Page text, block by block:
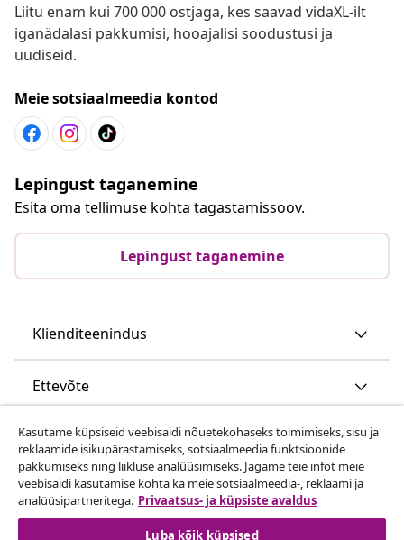
Liitu enam kui 700 000 ostjaga, kes saavad vidaXL-ilt
iganädalasi pakkumisi, hooajalisi soodustusi ja
uudiseid.
Meie sotsiaalmeedia kontod
Lepingust taganemine
Esita oma tellimuse kohta tagastamissoov.
Lepingust taganemine
Klienditeenindus
Ettevõte
vidaXL
Vaata rohkem
Kasutame küpsiseid veebisaidi nõuetekohaseks toimimiseks, sisu ja
reklaamide isikupärastamiseks, sotsiaalmeedia funktsioonide
pakkumiseks ning liikluse analüüsimiseks. Jagame teie infot meie
veebisaidi kasutamise kohta ka meie sotsiaalmeedia-, reklaami ja
analüüsipartneritega. Privaatsus- ja küpsiste avaldus
Luba kõik küpsised